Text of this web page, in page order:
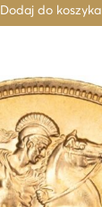
Dodaj do koszyka